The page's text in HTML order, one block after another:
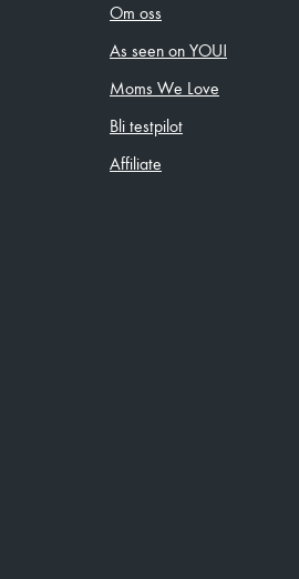
Om oss
As seen on YOU!
Moms We Love
Bli testpilot
Affiliate